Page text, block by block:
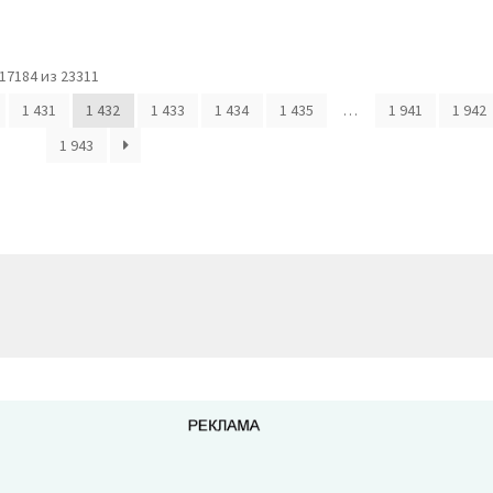
из 23311
1 431
1 432 1 433 1 434 1 435 … 1 941
1 942
1 943